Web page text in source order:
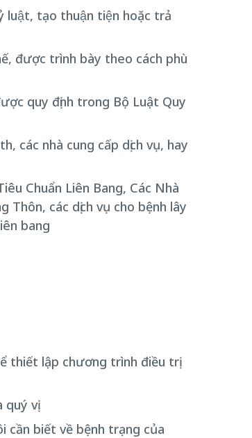
luật, tạo thuận tiện hoặc trả
được trình bày theo cách phù
quy định trong Bộ Luật Quy
các nhà cung cấp dịch vụ, hay
Chuẩn Liên Bang, Các Nhà
Thôn, các dịch vụ cho bệnh lây
bang
thiết lập chương trình điều trị
quý vị
cần biết về bệnh trạng của